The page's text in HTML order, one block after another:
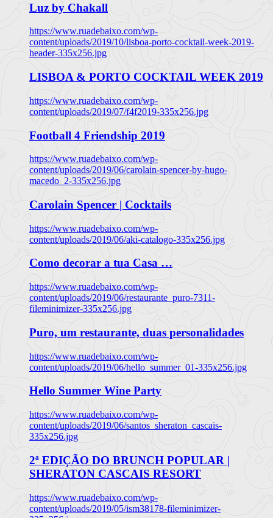
Luz by Chakall
https://www.ruadebaixo.com/wp-
content/uploads/2019/10/lisboa-porto-cocktail-week-2019-
header-335x256.jpg
LISBOA & PORTO COCKTAIL WEEK 2019
https://www.ruadebaixo.com/wp-
content/uploads/2019/07/f4f2019-335x256.jpg
Football 4 Friendship 2019
https://www.ruadebaixo.com/wp-
content/uploads/2019/06/carolain-spencer-by-hugo-
macedo_2-335x256.jpg
Carolain Spencer | Cocktails
https://www.ruadebaixo.com/wp-
content/uploads/2019/06/aki-catalogo-335x256.jpg
Como decorar a tua Casa …
https://www.ruadebaixo.com/wp-
content/uploads/2019/06/restaurante_puro-7311-
fileminimizer-335x256.jpg
Puro, um restaurante, duas personalidades
https://www.ruadebaixo.com/wp-
content/uploads/2019/06/hello_summer_01-335x256.jpg
Hello Summer Wine Party
https://www.ruadebaixo.com/wp-
content/uploads/2019/06/santos_sheraton_cascais-
335x256.jpg
2ª EDIÇÃO DO BRUNCH POPULAR |
SHERATON CASCAIS RESORT
https://www.ruadebaixo.com/wp-
content/uploads/2019/05/ism38178-fileminimizer-